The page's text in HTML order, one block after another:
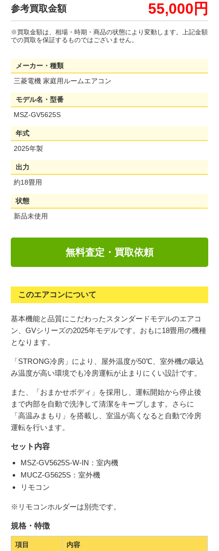
参考買取金額 55,000円
※買取金額は、相場・時期・商品の状態により変動します。上記金額
での買取を保証するものではございません。
メーカー・種類
三菱電機 家庭用ルームエアコン
モデル名・型番
MSZ-GV5625S
年式
2025年製
出力
約18畳用
状態
新品未使用
無料査定・買取依頼
このエアコンについて
基本機能と品質にこだわったスタンダードモデルのエアコ
ン、GVシリーズの2025年モデルです。おもに18畳用の機種
となります。
「STRONG冷房」により、屋外温度が50℃、室外機の吸込
み温度が高い環境でも冷房運転が止まりにくい設計です。
また、「おまかせボディ」を採用し、運転開始から停止後
まで内部を自動で洗浄して清潔をキープします。さらに
「高温みまもり」を搭載し、室温が高くなると自動で冷房
運転を行います。
セット内容
MSZ-GV5625S-W-IN：室内機
MUCZ-G5625S：室外機
リモコン
※リモコンホルダーは別売です。
規格・特徴
項目 内容